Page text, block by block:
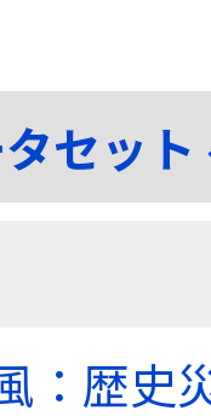
セッ
：歴史